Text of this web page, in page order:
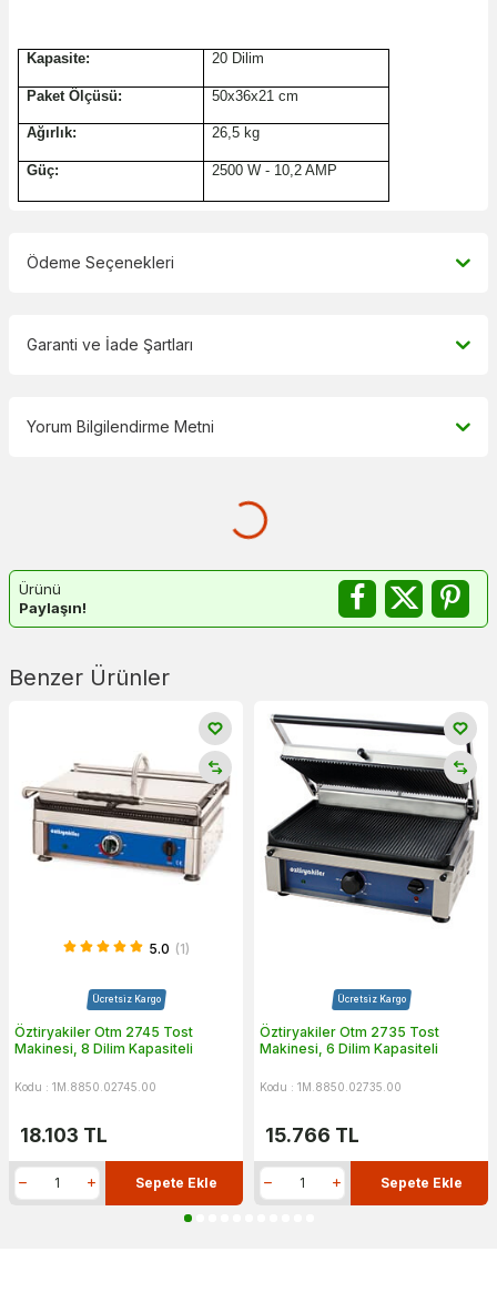
Kapasite: 20 Dilim
Paket Ölçüsü: 50x36x21 cm
Ağırlık: 26,5 kg
Güç: 2500 W - 10,2 AMP
Ödeme Seçenekleri
Garanti ve İade Şartları
Yorum Bilgilendirme Metni
Ürünü
Paylaşın!
Benzer Ürünler
5.0 (1)
Ücretsiz Kargo
Öztiryakiler Otm 2745 Tost
Makinesi, 8 Dilim Kapasiteli
Kodu : 1M.8850.02745.00
18.103 TL
Sepete Ekle
Ücretsiz Kargo
Öztiryakiler Otm 2735 Tost
Makinesi, 6 Dilim Kapasiteli
Kodu : 1M.8850.02735.00
15.766 TL
Sepete Ekle